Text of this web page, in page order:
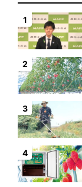
1
2
3
4